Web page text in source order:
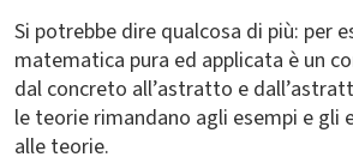
Si potrebbe dire qualcosa di più: per
matematica pura ed applicata è un
dal concreto all’astratto e
le teorie rimandano agli esempi e gli
alle teorie.